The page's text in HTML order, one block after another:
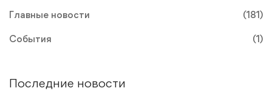
Главные новости (181)
События (1)
Последние новости